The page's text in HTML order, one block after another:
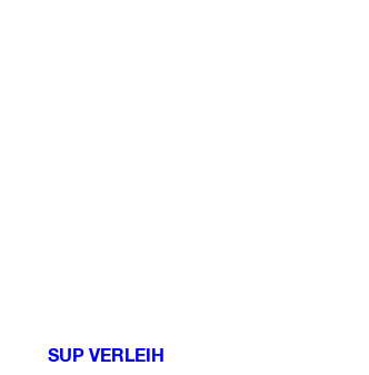
SUP VERLEIH